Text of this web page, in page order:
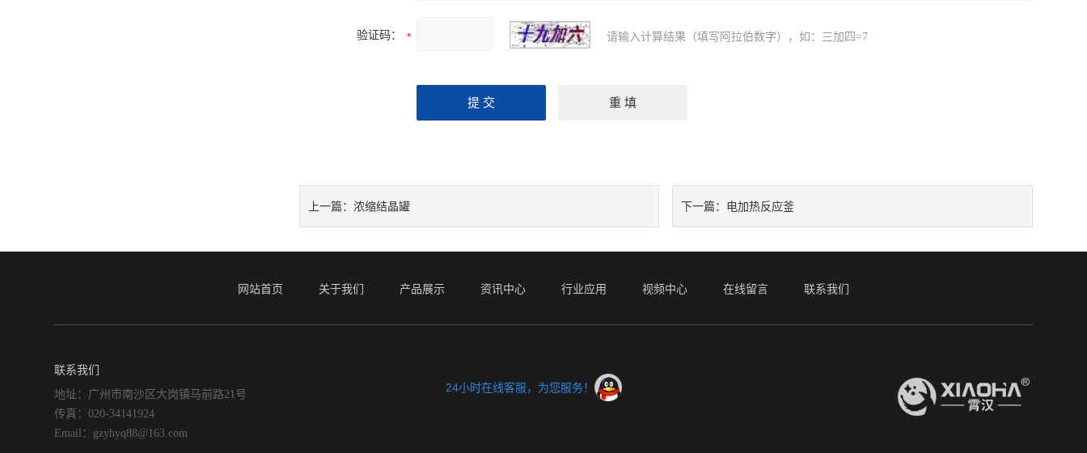
验证码： 请输入计算结果（填写阿拉伯数字），如：三加四=7
上一篇： 浓缩结晶罐 下一篇： 电加热反应釜
网站首页 关于我们 产品展示 资讯中心 行业应用 视频中心 在线留言 联系我们
联系我们
地址：广州市南沙区大岗镇马前路21号
传真：020-34141924
Email：gzyhyq88@163.com
24小时在线客服，为您服务！